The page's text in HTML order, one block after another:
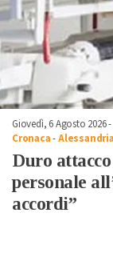
Giovedì, 6 Agosto 2026 -
Cronaca-Alessandria
Duro
personale
accordi”